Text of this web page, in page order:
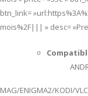
btn_link=
mois%2F||| » desc=
MAG/ENIGMA2/KODI/VLC